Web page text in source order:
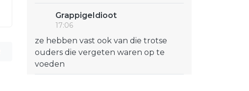
GrappigeIdioot
17:06
ze hebben vast ook van die trotse
ouders die vergeten waren op te
voeden